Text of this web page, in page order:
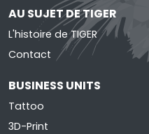
AU SUJET DE TIGER
L'histoire de TIGER
Contact
BUSINESS UNITS
Tattoo
3D-Print